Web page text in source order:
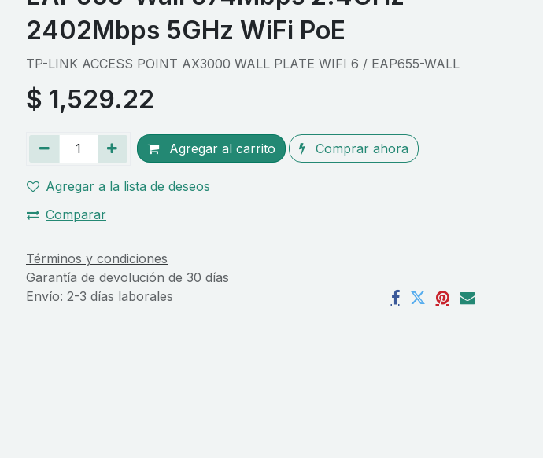
2402Mbps 5GHz WiFi PoE
TP-LINK ACCESS POINT AX3000 WALL PLATE WIFI 6 / EAP655-WALL
$ 1,529.22
Agregar al carrito Comprar ahora
Agregar a la lista de deseos
Comparar
Términos y condiciones
Garantía de devolución de 30 días
Envío: 2-3 días laborales